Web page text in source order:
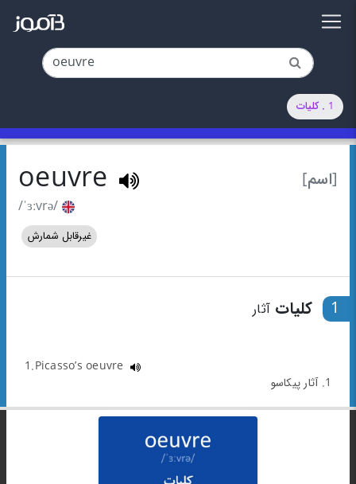
1 . کلیات
[اسم] oeuvre
/ˈɜːvrə/
غیرقابل شمارش
1 کلیات آثار
1.Picasso’s oeuvre
1. آثار پیکاسو